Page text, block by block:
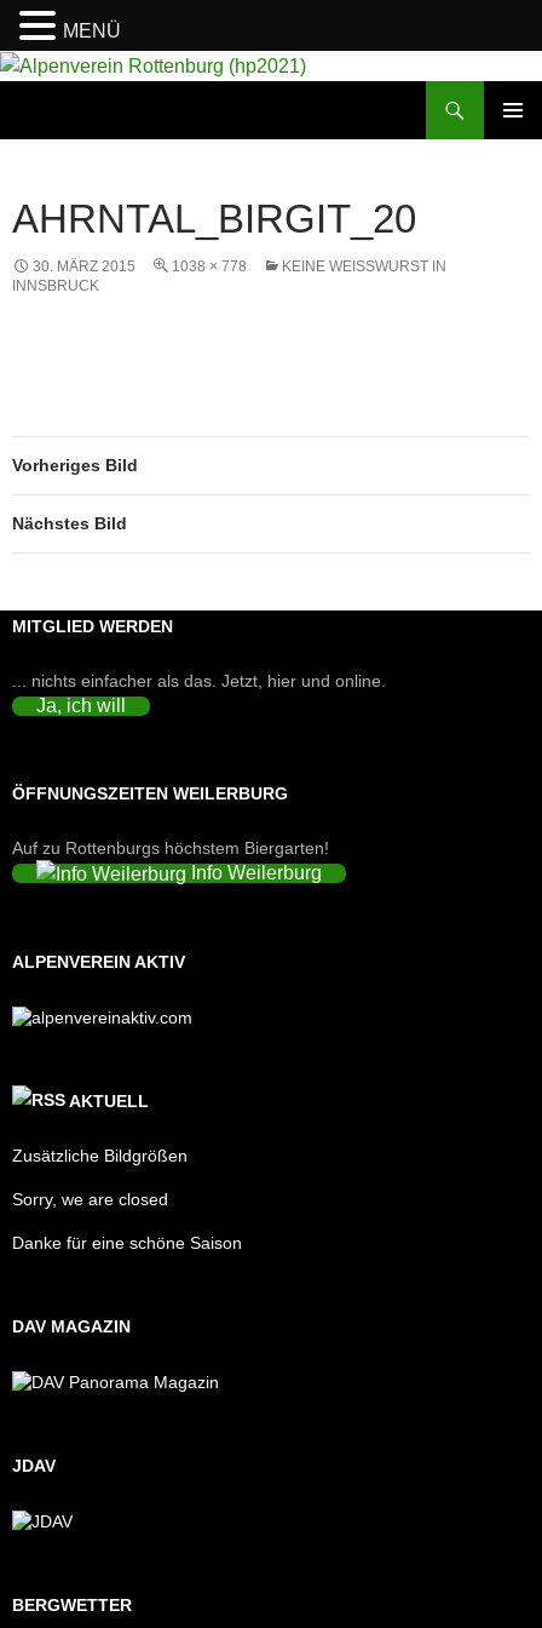
AHRNTAL_BIRGIT_20
30. MÄRZ 2015 1038 × 778
KEINE WEISSWURST IN I
NNSBRUCK
Vorheriges Bild
Nächstes Bild
MITGLIED WERDEN
... nichts einfacher als das. Jetzt, hier und online.
Ja, ich will
ÖFFNUNGSZEITEN WEILERBURG
Auf zu Rottenburgs höchstem Biergarten!
Info Weilerburg
ALPENVEREIN AKTIV
AKTUELL
Zusätzliche Bildgrößen
Sorry, we are closed
Danke für eine schöne Saison
DAV MAGAZIN
JDAV
BERGWETTER
MENÜ